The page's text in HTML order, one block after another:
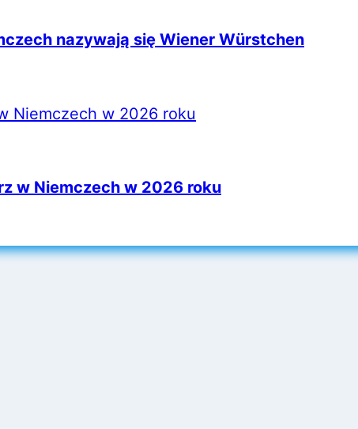
nazywają się Wiener Würstchen
w Niemczech w 2026 roku